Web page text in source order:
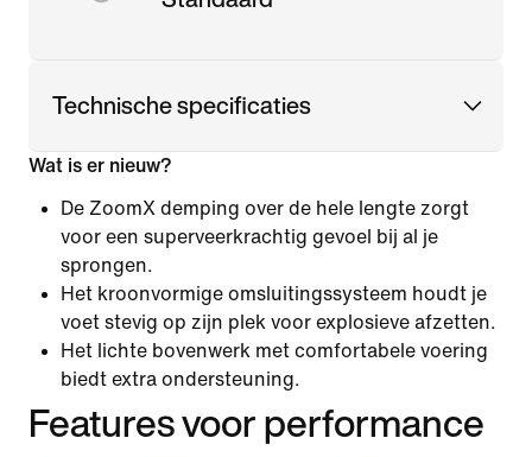
Technische specificaties
Wat is er nieuw?
De ZoomX demping over de hele lengte zorgt
voor een superveerkrachtig gevoel bij al je
sprongen.
Het kroonvormige omsluitingssysteem houdt je
voet stevig op zijn plek voor explosieve afzetten.
Het lichte bovenwerk met comfortabele voering
biedt extra ondersteuning.
Features voor performance